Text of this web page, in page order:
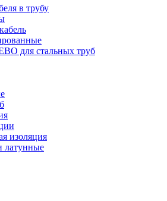
в трубу
для стальных труб
изоляция
латунные